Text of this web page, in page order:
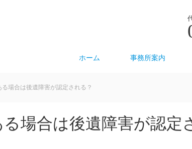
ホーム 事務所案内
場合は後遺障害が認定される？
場合は後遺障害が認定